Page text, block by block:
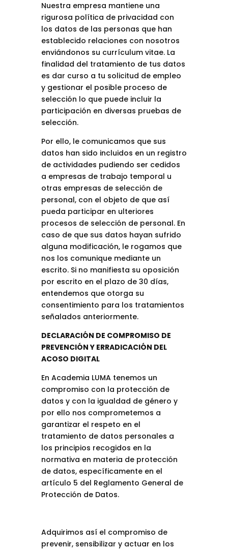
Nuestra empresa mantiene una
rigurosa política de privacidad con
los datos de las personas que han
establecido relaciones con nosotros
enviándonos su currículum vitae. La
finalidad del tratamiento de tus datos
es dar curso a tu solicitud de empleo
y gestionar el posible proceso de
selección lo que puede incluir la
participación en diversas pruebas de
selección.
Por ello, le comunicamos que sus
datos han sido incluidos en un registro
de actividades pudiendo ser cedidos
a empresas de trabajo temporal u
otras empresas de selección de
personal, con el objeto de que así
pueda participar en ulteriores
procesos de selección de personal. En
caso de que sus datos hayan sufrido
alguna modificación, le rogamos que
nos los comunique mediante un
escrito. Si no manifiesta su oposición
por escrito en el plazo de 30 días,
entendemos que otorga su
consentimiento para los tratamientos
señalados anteriormente.
DECLARACIÓN DE COMPROMISO DE
PREVENCIÓN Y ERRADICACIÓN DEL
ACOSO DIGITAL
En Academia LUMA tenemos un
compromiso con la protección de
datos y con la igualdad de género y
por ello nos comprometemos a
garantizar el respeto en el
tratamiento de datos personales a
los principios recogidos en la
normativa en materia de protección
de datos, específicamente en el
artículo 5 del Reglamento General de
Protección de Datos.
Adquirimos así el compromiso de
prevenir, sensibilizar y actuar en los